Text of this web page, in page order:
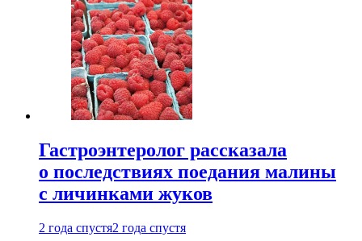
Гастроэнтеролог рассказала
о последствиях поедания малины
с личинками жуков
2 года спустя2 года спустя